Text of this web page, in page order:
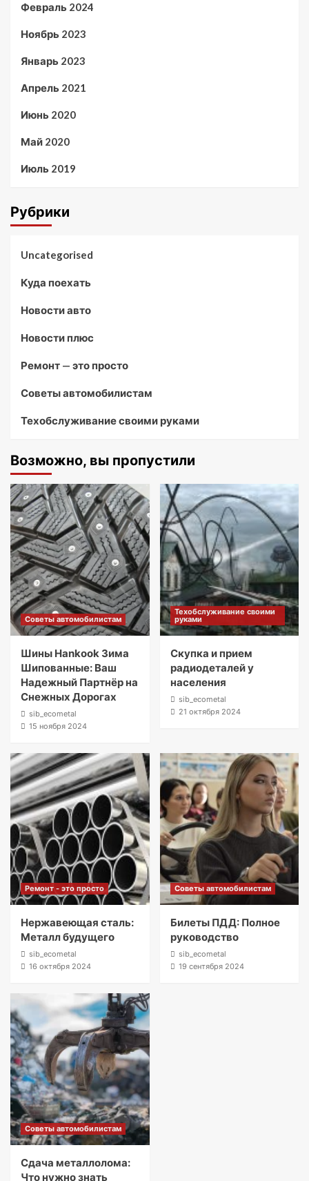
Февраль 2024
Ноябрь 2023
Январь 2023
Апрель 2021
Июнь 2020
Май 2020
Июль 2019
Рубрики
Uncategorised
Куда поехать
Новости авто
Новости плюс
Ремонт — это просто
Советы автомобилистам
Техобслуживание своими руками
Возможно, вы пропустили
Советы автомобилистам
Шины Hankook Зима
Шипованные: Ваш
Надежный Партнёр на
Снежных Дорогах
sib_ecometal
15 ноября 2024
Техобслуживание своими
руками
Скупка и прием
радиодеталей у
населения
sib_ecometal
21 октября 2024
Ремонт - это просто
Нержавеющая сталь:
Металл будущего
sib_ecometal
16 октября 2024
Советы автомобилистам
Билеты ПДД: Полное
руководство
sib_ecometal
19 сентября 2024
Советы автомобилистам
Сдача металлолома:
Что нужно знать